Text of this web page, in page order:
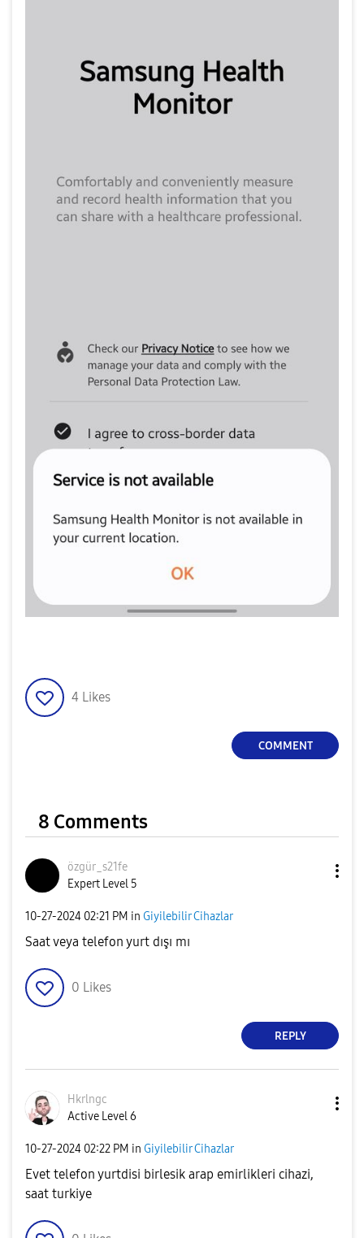
4 Likes
COMMENT
8 Comments
özgür_s21fe
Expert Level 5
‎10-27-2024 02:21 PM in Giyilebilir Cihazlar
Saat veya telefon yurt dışı mı
0 Likes
REPLY
Hkrlngc
Active Level 6
‎10-27-2024 02:22 PM in Giyilebilir Cihazlar
Evet telefon yurtdisi birlesik arap emirlikleri cihazi,
saat turkiye